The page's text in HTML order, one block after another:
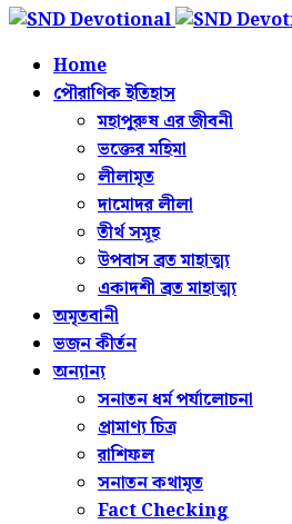
Home
পৌরাণিক ইতিহাস
মহাপুরুষ এর জীবনী
ভক্তের মহিমা
লীলামৃত
দামোদর লীলা
তীর্থ সমূহ
উপবাস ব্রত মাহাত্ম্য
একাদশী ব্রত মাহাত্ম্য
অমৃতবানী
ভজন কীর্তন
অন্যান্য
সনাতন ধর্ম পর্যালোচনা
প্রামাণ্য চিত্র
রাশিফল
সনাতন কথামৃত
Fact Checking